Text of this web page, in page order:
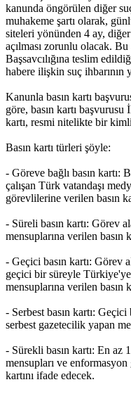
kanunda öngörülen diğer
muhakeme şartı olarak,
siteleri yönünden 4 ay,
açılması zorunlu olacak.
Başsavcılığına teslim
habere ilişkin suç ihbarının
Kanunla basın kartı
göre, basın kartı başvurusu
kartı, resmi nitelikte bir
Basın kartı türleri şöyle:
- Göreve bağlı basın kartı:
çalışan Türk vatandaşı
görevlilerine verilen basın
- Süreli basın kartı: Görev
mensuplarına verilen basın
- Geçici basın kartı: Görev
geçici bir süreyle Türkiye'ye
mensuplarına verilen basın
- Serbest basın kartı:
serbest gazetecilik yapan
- Sürekli basın kartı: En az
mensupları ve
kartını ifade edecek.